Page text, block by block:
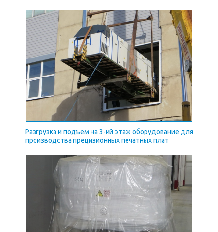
Разгрузка и подъем на 3-ий этаж оборудование для
производства прецизионных печатных плат